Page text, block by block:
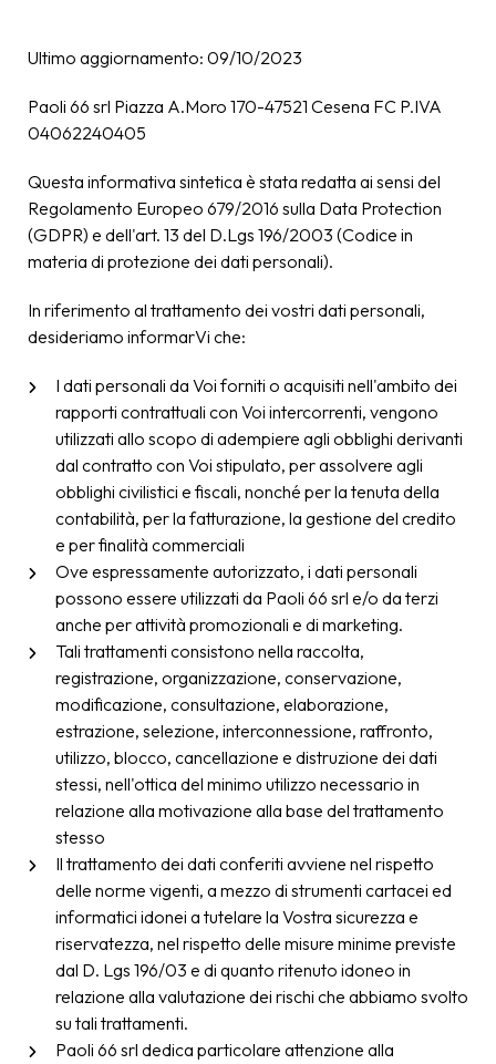
Ultimo aggiornamento: 09/10/2023
Paoli 66 srl Piazza A.Moro 170-47521 Cesena FC P.IVA
04062240405
Questa informativa sintetica è stata redatta ai sensi del
Regolamento Europeo 679/2016 sulla Data Protection
(GDPR) e dell'art. 13 del D.Lgs 196/2003 (Codice in
materia di protezione dei dati personali).
In riferimento al trattamento dei vostri dati personali,
desideriamo informarVi che:
I dati personali da Voi forniti o acquisiti nell'ambito dei
rapporti contrattuali con Voi intercorrenti, vengono
utilizzati allo scopo di adempiere agli obblighi derivanti
dal contratto con Voi stipulato, per assolvere agli
obblighi civilistici e fiscali, nonché per la tenuta della
contabilità, per la fatturazione, la gestione del credito
e per finalità commerciali
Ove espressamente autorizzato, i dati personali
possono essere utilizzati da Paoli 66 srl e/o da terzi
anche per attività promozionali e di marketing.
Tali trattamenti consistono nella raccolta,
registrazione, organizzazione, conservazione,
modificazione, consultazione, elaborazione,
estrazione, selezione, interconnessione, raffronto,
utilizzo, blocco, cancellazione e distruzione dei dati
stessi, nell'ottica del minimo utilizzo necessario in
relazione alla motivazione alla base del trattamento
stesso
Il trattamento dei dati conferiti avviene nel rispetto
delle norme vigenti, a mezzo di strumenti cartacei ed
informatici idonei a tutelare la Vostra sicurezza e
riservatezza, nel rispetto delle misure minime previste
dal D. Lgs 196/03 e di quanto ritenuto idoneo in
relazione alla valutazione dei rischi che abbiamo svolto
su tali trattamenti.
Paoli 66 srl dedica particolare attenzione alla